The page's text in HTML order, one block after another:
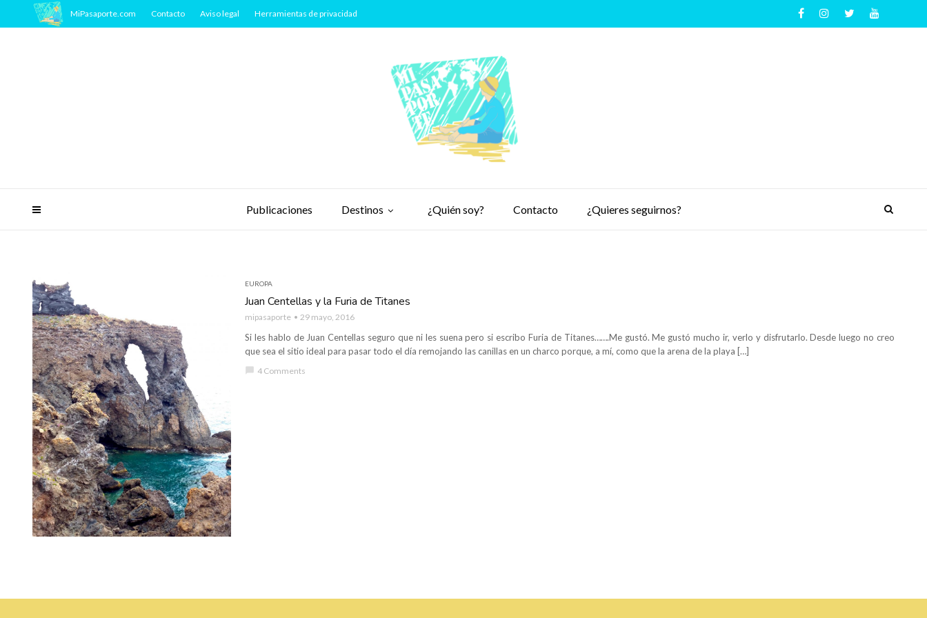
Publicaciones Destinos ¿Quién soy? Contacto ¿Quieres seguirnos?
MiPasaporte.com Contacto Aviso legal Herramientas de privacidad
EUROPA
Juan Centellas y la Furia de Titanes
mipasaporte 29 mayo, 2016
Si les hablo de Juan Centellas seguro que ni les suena pero si escribo Furia de Titanes…….Me gustó. Me gustó mucho ir, verlo y disfrutarlo. Desde luego no creo
que sea el sitio ideal para pasar todo el día remojando las canillas en un charco porque, a mí, como que la arena de la playa […]
chat_bubble 4 Comments